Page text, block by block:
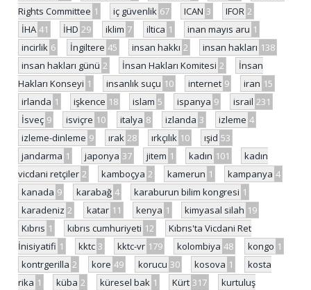
Rights Committee 1 iç güvenlik 67 ICAN 3 IFOR 2
İHA 41 İHD 29 iklim 7 iltica 1 inan mayıs aru 1
incirlik 6 İngiltere 45 insan hakkı 2 insan hakları 138
insan hakları günü 2 İnsan Hakları Komitesi 2
İnsan
Hakları Konseyi 1 insanlık suçu 10 internet 9 iran 15
irlanda 1 işkence 18 islam 5 ispanya 9 israil 231
İsveç 9 isviçre 10 italya 8 izlanda 3 izleme 4
izleme-dinleme 9 ırak 28 ırkçılık 10 ışid 53
jandarma 1 japonya 37 jitem 1 kadın 101
kadın
vicdani retçiler 2 kamboçya 2 kamerun 1 kampanya 4
kanada 9 karabağ 4 karaburun bilim kongresi 1
karadeniz 2 katar 11 kenya 1 kimyasal silah 19
Kıbrıs 1 kıbrıs cumhuriyeti 12
Kıbrıs'ta Vicdani Ret
İnisiyatifi 1 kktc 3 kktc-vr 179 kolombiya 48 kongo 1
kontrgerilla 2 kore 49 korucu 30 kosova 1
kosta
rika 1 küba 2 küresel bak 1 Kürt 317
kurtuluş